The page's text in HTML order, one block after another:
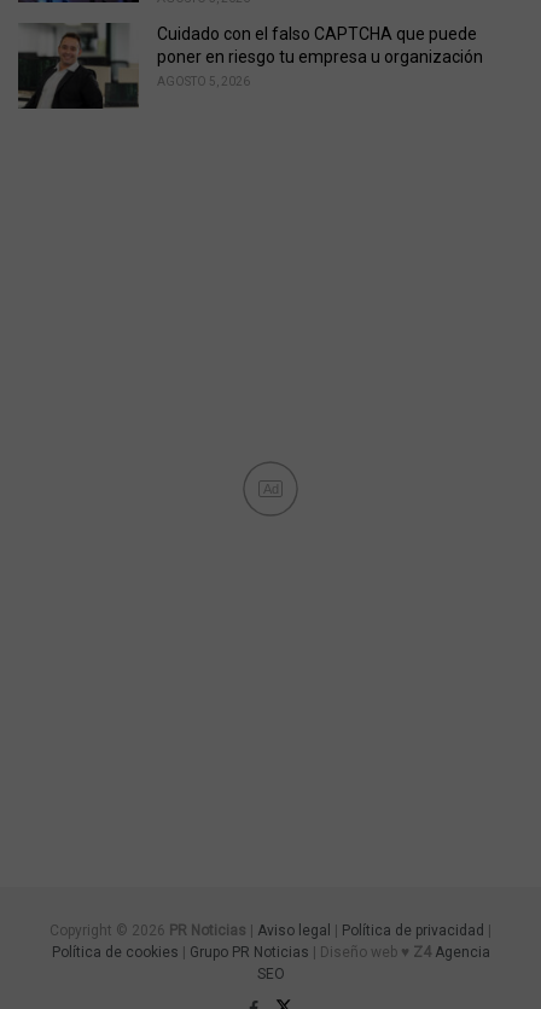
Cuidado con el falso CAPTCHA que puede
poner en riesgo tu empresa u organización
AGOSTO 5, 2026
Ad
Copyright © 2026 PR Noticias Aviso legal Política de privacidad
Política de cookies
Grupo PR Noticias | Diseño web ♥ Z4 Agencia
SEO